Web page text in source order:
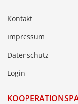
Kontakt
Impressum
Datenschutz
Login